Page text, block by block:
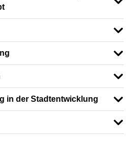
in der Stadtentwicklung